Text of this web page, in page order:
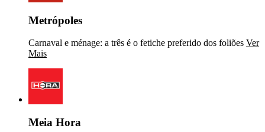
Metrópoles
Carnaval e ménage: a três é o fetiche preferido dos foliões Ver
Mais
Meia Hora